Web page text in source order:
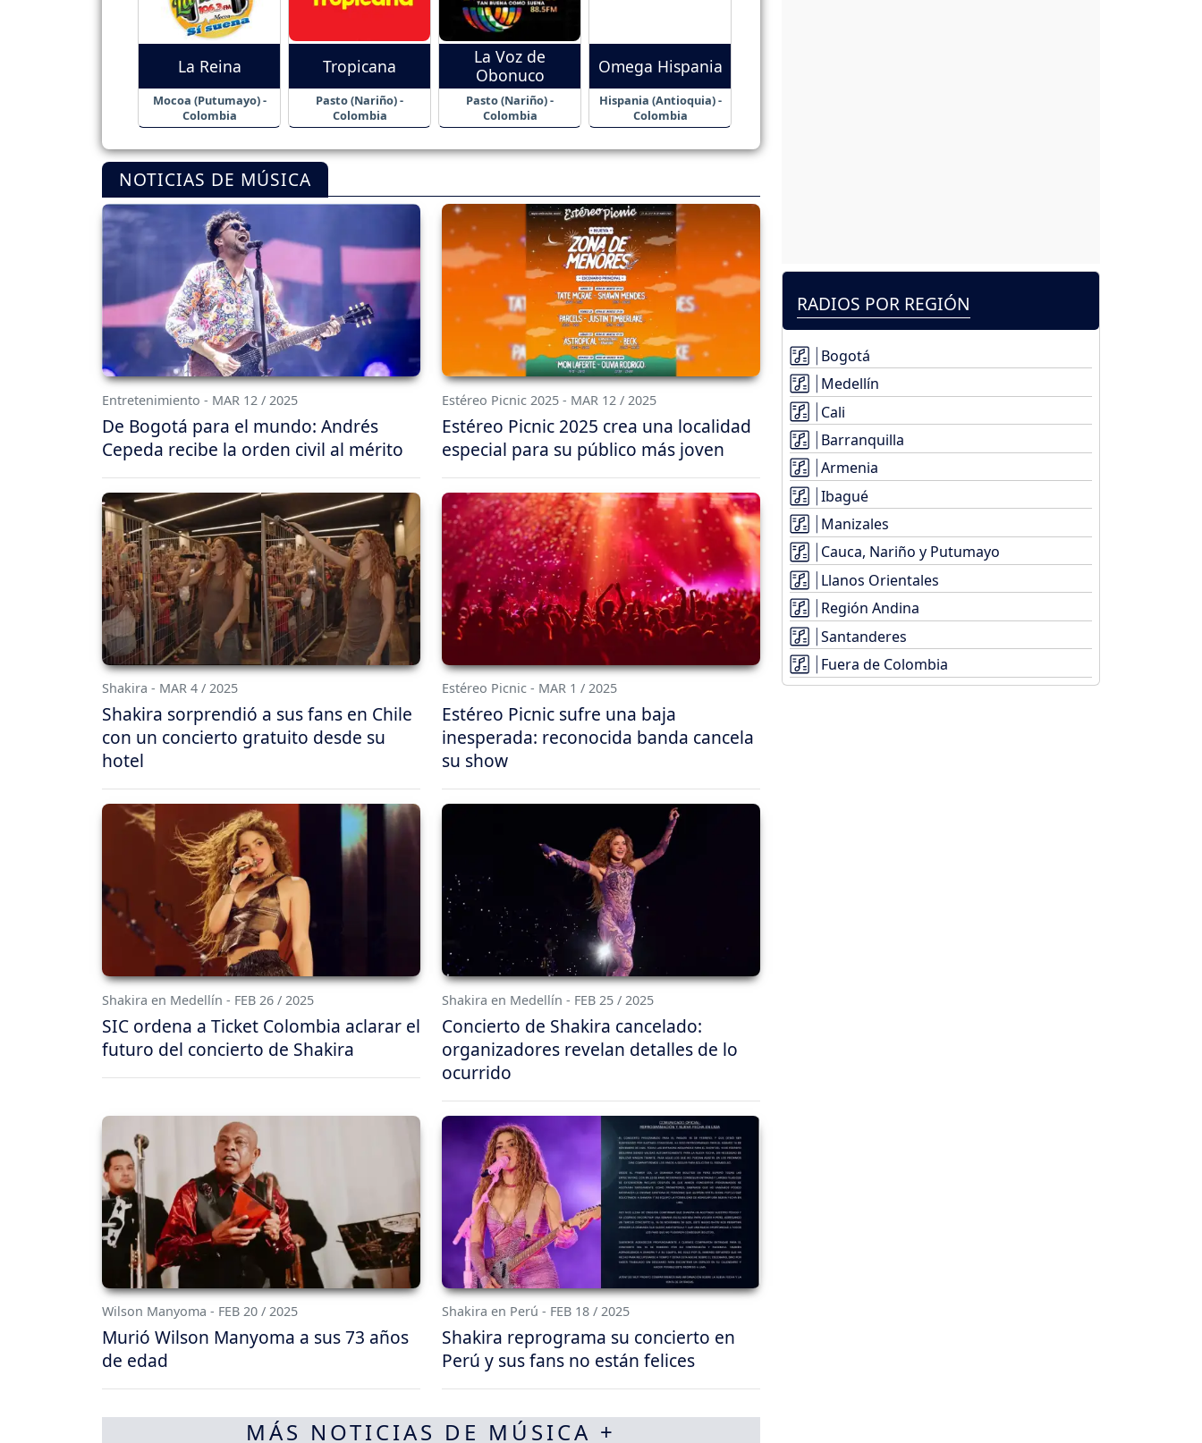
La Reina
Mocoa (Putumayo) -
Colombia
Tropicana
Pasto (Nariño) -
Colombia
La Voz de
Obonuco
Pasto (Nariño) -
Colombia
Omega Hispania
Hispania (Antioquia) -
Colombia
NOTICIAS DE MÚSICA
Entretenimiento - MAR 12 / 2025
De Bogotá para el mundo: Andrés
Cepeda recibe la orden civil al mérito
Estéreo Picnic 2025 - MAR 12 / 2025
Estéreo Picnic 2025 crea una localidad
especial para su público más joven
Shakira - MAR 4 / 2025
Shakira sorprendió a sus fans en Chile
con un concierto gratuito desde su
hotel
Estéreo Picnic - MAR 1 / 2025
Estéreo Picnic sufre una baja
inesperada: reconocida banda cancela
su show
Shakira en Medellín - FEB 26 / 2025
SIC ordena a Ticket Colombia aclarar el
futuro del concierto de Shakira
Shakira en Medellín - FEB 25 / 2025
Concierto de Shakira cancelado:
organizadores revelan detalles de lo
ocurrido
Wilson Manyoma - FEB 20 / 2025
Murió Wilson Manyoma a sus 73 años
de edad
Shakira en Perú - FEB 18 / 2025
Shakira reprograma su concierto en
Perú y sus fans no están felices
MÁS NOTICIAS DE MÚSICA +
RADIOS POR REGIÓN
Bogotá
Medellín
Cali
Barranquilla
Armenia
Ibagué
Manizales
Cauca, Nariño y Putumayo
Llanos Orientales
Región Andina
Santanderes
Fuera de Colombia